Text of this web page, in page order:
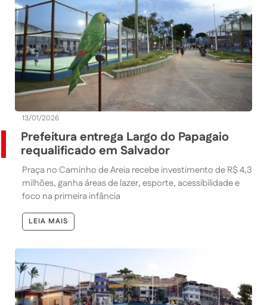
13/01/2026
Prefeitura entrega Largo do Papagaio
requalificado em Salvador
Praça no Caminho de Areia recebe investimento de R$ 4,3
milhões, ganha áreas de lazer, esporte, acessibilidade e
foco na primeira infância
LEIA MAIS